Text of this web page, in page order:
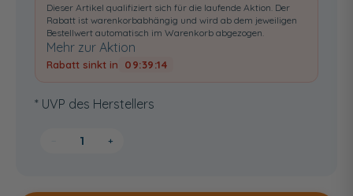
Dieser Artikel qualifiziert sich für die laufende Aktion. Der
Rabatt ist warenkorbabhängig und wird ab dem jeweiligen
Bestellwert automatisch im Warenkorb abgezogen.
Mehr zur Aktion
Rabatt sinkt in 09:39:13
* UVP des Herstellers
+